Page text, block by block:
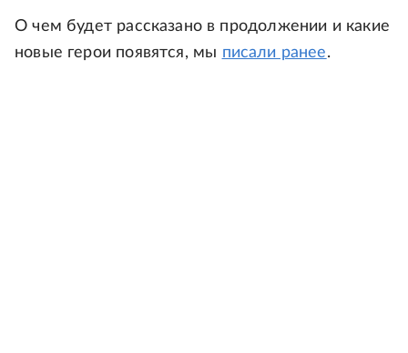
О чем будет рассказано в продолжении и какие
новые герои появятся, мы писали ранее.